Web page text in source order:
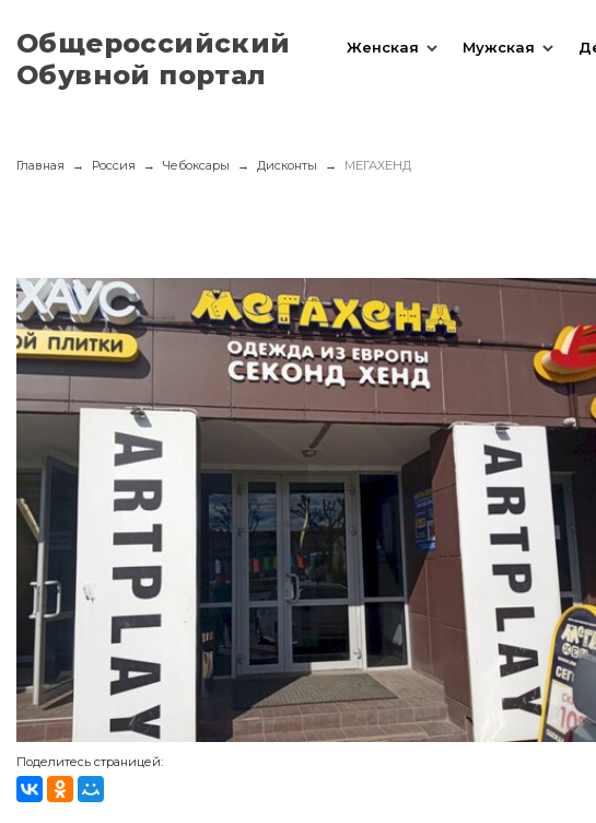
Общероссийский
Обувной портал
Женская Мужская
Главная Россия Чебоксары Дисконты МЕГАХЕНД
Поделитесь страницей: